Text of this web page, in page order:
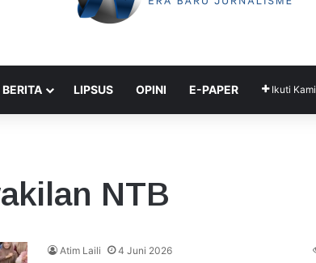
LIPSUS OPINI E-PAPER Ikuti Kami
NTB
Atim Laili 4 Juni 2026